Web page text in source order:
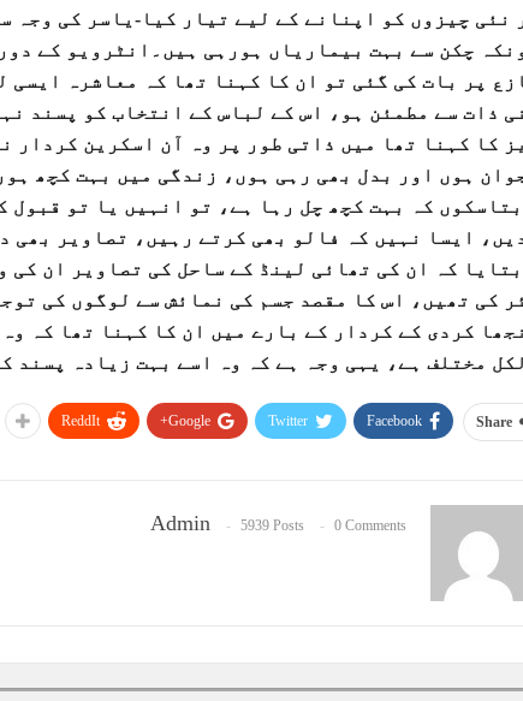
نئی چیزوں کو اپنانے کے لیے تیار کیا-یاسر کی وجہ
چکن سے بہت بیماریاں ہورہی ہیں۔انٹرویو کے
پر بات کی گئی تو ان کا کہنا تھا کہ معاشرہ ایسی
ذات سے مطمئن ہو، اس کے لباس کے انتخاب کو پسند
کا کہنا تھا میں ذاتی طور پر وہ آن اسکرین کردار
ہوں اور بدل بھی رہی ہوں، زندگی میں بہت کچھ
کہ بہت کچھ چل رہا ہے، تو انہیں یا تو قبول
ایسا نہیں کہ فالو بھی کرتے رہیں، تصاویر بھی
بتایا کہ ان کی تھائی لینڈ کے ساحل کی تصاویر ان کی
کی تھیں، اس کا مقصد جسم کی نمائش سے لوگوں کی
کردی کے کردار کے بارے میں ان کا کہنا تھا کہ
مختلف ہے، یہی وجہ ہے کہ وہ اسے بہت زیادہ پسند
Share
Facebook
Twitter
Google+
ReddIt
Admin 5939 Posts 0 Comments